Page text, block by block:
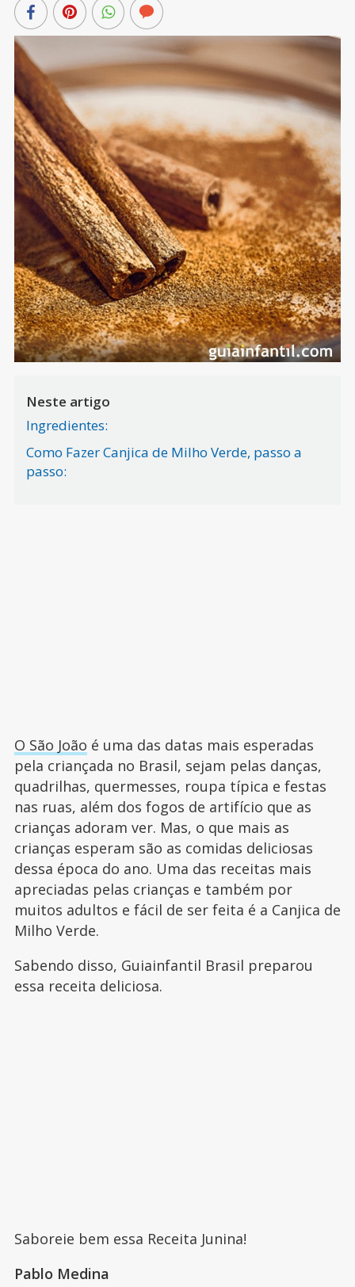
Neste artigo
Ingredientes:
Como Fazer Canjica de Milho Verde, passo a
passo:
O São João é uma das datas mais esperadas
pela criançada no Brasil, sejam pelas danças,
quadrilhas, quermesses, roupa típica e festas
nas ruas, além dos fogos de artifício que as
crianças adoram ver. Mas, o que mais as
crianças esperam são as comidas deliciosas
dessa época do ano. Uma das receitas mais
apreciadas pelas crianças e também por
muitos adultos e fácil de ser feita é a Canjica de
Milho Verde.
Sabendo disso, Guiainfantil Brasil preparou
essa receita deliciosa.
Saboreie bem essa Receita Junina!
Pablo Medina